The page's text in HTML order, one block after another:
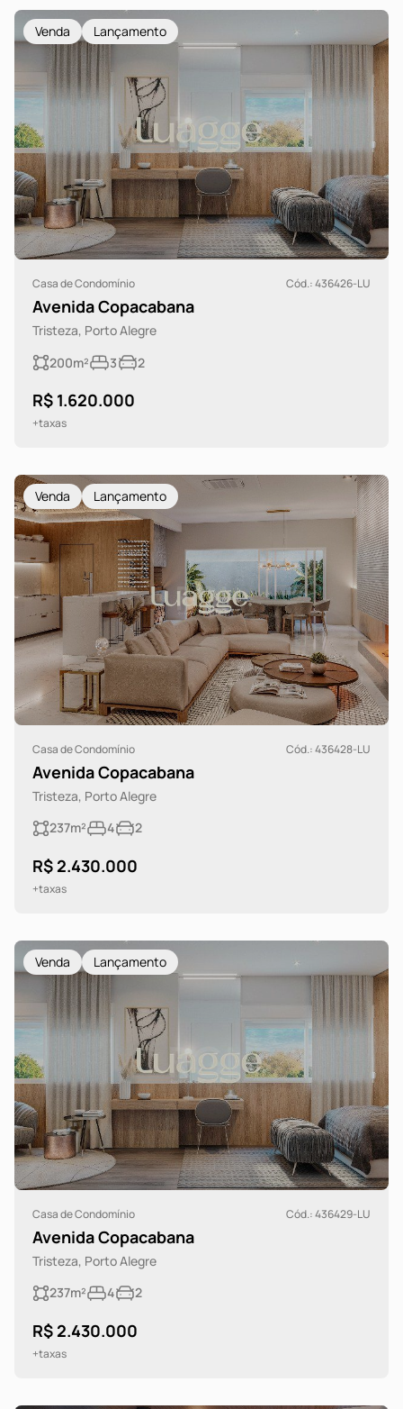
Venda Lançamento
Casa de Condomínio Cód.: 436426-LU
Avenida Copacabana
Tristeza, Porto Alegre
200m²
3 2
R$ 1.620.000
+taxas
Venda Lançamento
Casa de Condomínio Cód.: 436428-LU
Avenida Copacabana
Tristeza, Porto Alegre
237m²
4 2
R$ 2.430.000
+taxas
Venda Lançamento
Casa de Condomínio Cód.: 436429-LU
Avenida Copacabana
Tristeza, Porto Alegre
237m²
4 2
R$ 2.430.000
+taxas